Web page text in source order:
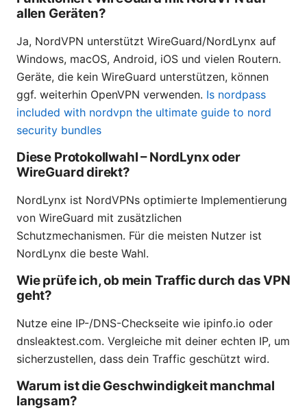
allen Geräten?
Ja, NordVPN unterstützt WireGuard/NordLynx auf
Windows, macOS, Android, iOS und vielen Routern.
Geräte, die kein WireGuard unterstützen, können
ggf. weiterhin OpenVPN verwenden. Is nordpass
included with nordvpn the ultimate guide to nord
security bundles
Diese Protokollwahl – NordLynx oder
WireGuard direkt?
NordLynx ist NordVPNs optimierte Implementierung
von WireGuard mit zusätzlichen
Schutzmechanismen. Für die meisten Nutzer ist
NordLynx die beste Wahl.
Wie prüfe ich, ob mein Traffic durch das VPN
geht?
Nutze eine IP-/DNS-Checkseite wie ipinfo.io oder
dnsleaktest.com. Vergleiche mit deiner echten IP, um
sicherzustellen, dass dein Traffic geschützt wird.
Warum ist die Geschwindigkeit manchmal
langsam?